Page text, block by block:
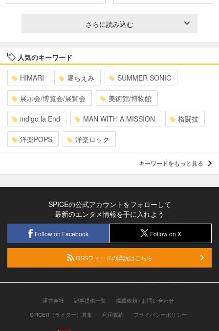
さらに読み込む
人気のキーワード
HIMARI 堀ちえみ SUMMER SONIC
展示会/博覧会/展覧会 美術館/博物館
indigo la End MAN WITH A MISSION 格闘技
洋楽POPS 洋楽ロック
キーワードをもっと見る
SPICEの公式アカウントをフォローして
最新のエンタメ情報を手に入れよう
Follow on Facebook Follow on X
RSSフィードの購読はこちら
運営会社 記事提供一覧
掲載依頼 / お問い合わせ
SPICER（ライター）募集
利用規約 プライバシーポリシー